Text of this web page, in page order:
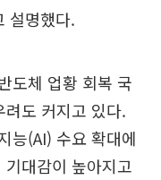
설명했다.
도체 업황 회복 국
도 커지고 있다.
능(AI) 수요 확대에
기대감이 높아지고